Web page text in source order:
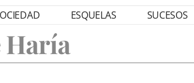
ESQUELAS SUCESOS